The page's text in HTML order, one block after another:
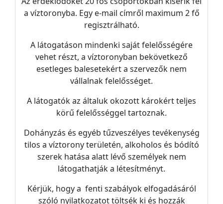
a víztoronyba. Egy e-mail címről maximum 2 fő
regisztrálható.
A látogatáson mindenki saját felelősségére
vehet részt, a víztoronyban bekövetkező
esetleges balesetekért a szervezők nem
vállalnak felelősséget.
A látogatók az általuk okozott károkért teljes
körű felelősséggel tartoznak.
Dohányzás és egyéb tűzveszélyes tevékenység
tilos a víztorony területén, alkoholos és bódító
szerek hatása alatt lévő személyek nem
látogathatják a létesítményt.
Kérjük, hogy a fenti szabályok elfogadásáról
szóló nyilatkozatot töltsék ki és hozzák